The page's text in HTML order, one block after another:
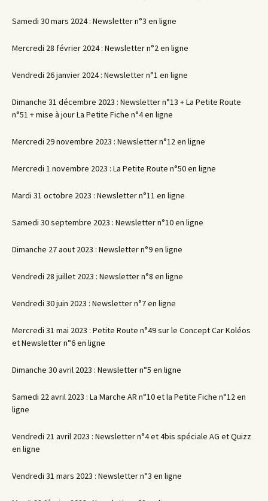
Samedi 30 mars 2024 : Newsletter n°3 en ligne
Mercredi 28 février 2024 : Newsletter n°2 en ligne
Vendredi 26 janvier 2024 : Newsletter n°1 en ligne
Dimanche 31 décembre 2023 : Newsletter n°13 + La Petite Route
n°51 + mise à jour La Petite Fiche n°4 en ligne
Mercredi 29 novembre 2023 : Newsletter n°12 en ligne
Mercredi 1 novembre 2023 : La Petite Route n°50 en ligne
Mardi 31 octobre 2023 : Newsletter n°11 en ligne
Samedi 30 septembre 2023 : Newsletter n°10 en ligne
Dimanche 27 aout 2023 : Newsletter n°9 en ligne
Vendredi 28 juillet 2023 : Newsletter n°8 en ligne
Vendredi 30 juin 2023 : Newsletter n°7 en ligne
Mercredi 31 mai 2023 : Petite Route n°49 sur le Concept Car Koléos
et Newsletter n°6 en ligne
Dimanche 30 avril 2023 : Newsletter n°5 en ligne
Samedi 22 avril 2023 : La Marche AR n°10 et la Petite Fiche n°12 en
ligne
Vendredi 21 avril 2023 : Newsletter n°4 et 4bis spéciale AG et Quizz
en ligne
Vendredi 31 mars 2023 : Newsletter n°3 en ligne